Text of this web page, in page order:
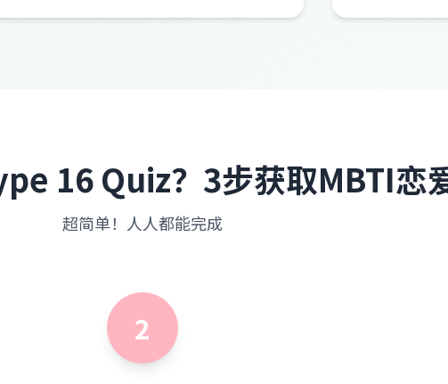
16 Quiz？3步获取MBTI恋
超简单！人人都能完成
2